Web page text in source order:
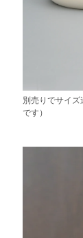
別売りでサイ
です）